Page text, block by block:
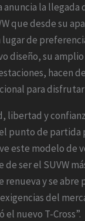
anuncia la llegada
que desde su
de
diseño, su
hacen
para
libertad y
punto de partida
este modelo de
ser el SUVW
renueva y se abre
del
nuevo T-Cross”.